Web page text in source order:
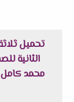
تحميل